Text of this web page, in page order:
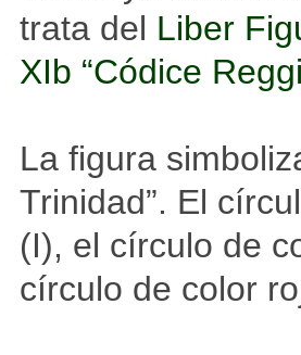
trata del Liber
XIb “Códice
La figura
Trinidad”. El
(I), el círculo de
círculo de color